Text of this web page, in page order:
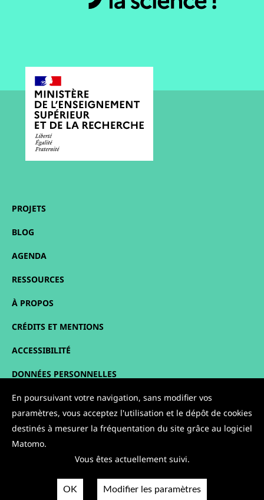
PROJETS
BLOG
AGENDA
RESSOURCES
À PROPOS
CRÉDITS ET MENTIONS
ACCESSIBILITÉ
DONNÉES PERSONNELLES
PLAN DU SITE
CONTACT
En poursuivant votre navigation, sans modifier vos
paramètres, vous acceptez l'utilisation et le dépôt de cookies
destinés à mesurer la fréquentation du site grâce au logiciel
Matomo.
Vous êtes actuellement suivi.
OK Modifier les paramètres